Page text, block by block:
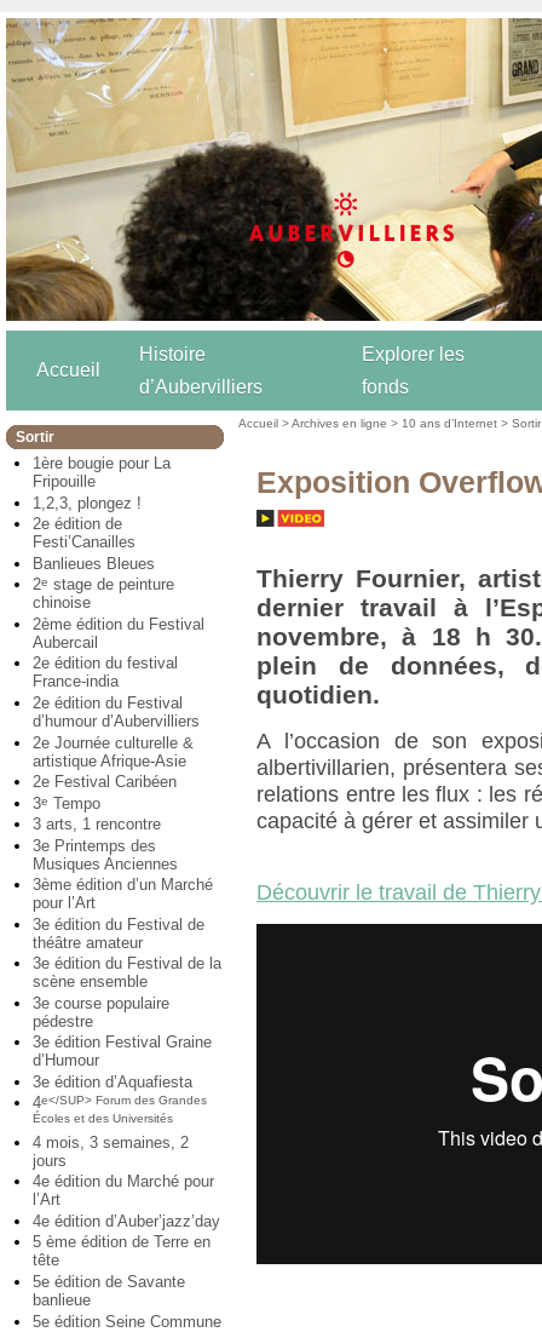
Accueil
Histoire
d’Aubervilliers
Explorer les
fonds
Sortir
1ère bougie pour La
Fripouille
1,2,3, plongez !
2e édition de
Festi’Canailles
Banlieues Bleues
2e stage de peinture
chinoise
2ème édition du Festival
Aubercail
2e édition du festival
France-india
2e édition du Festival
d’humour d’Aubervilliers
2e Journée culturelle &
artistique Afrique-Asie
2e Festival Caribéen
3e Tempo
3 arts, 1 rencontre
3e Printemps des
Musiques Anciennes
3ème édition d’un Marché
pour l’Art
3e édition du Festival de
théâtre amateur
3e édition du Festival de la
scène ensemble
3e course populaire
pédestre
3e édition Festival Graine
d’Humour
3e édition d’Aquafiesta
4e</SUP> Forum des Grandes
Écoles et des Universités
4 mois, 3 semaines, 2
jours
4e édition du Marché pour
l’Art
4e édition d’Auber’jazz’day
5 ème édition de Terre en
tête
5e édition de Savante
banlieue
5e édition Seine Commune
Accueil >Archives en ligne > 10 ans d’Internet >Sortir
Exposition
Thierry Fournier,
dernier travail à
novembre, à 18 h
plein de données,
quotidien.
A l’occasion de son
albertivillarien, présentera
relations entre les flux : les
capacité à gérer et assimiler
Découvrir le travail de